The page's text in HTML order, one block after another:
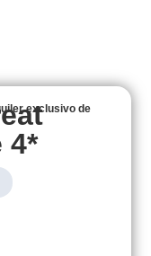
exclusivo de
4*